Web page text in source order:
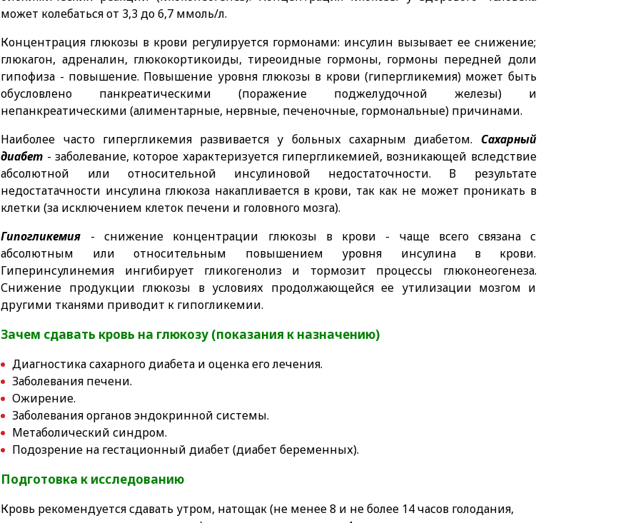
может колебаться от 3,3 до 6,7 ммоль/л.
Концентрация глюкозы в крови регулируется гормонами: инсулин вызывает ее снижение;
глюкагон, адреналин, глюкокортикоиды, тиреоидные гормоны, гормоны передней доли
гипофиза - повышение. Повышение уровня глюкозы в крови (гипергликемия) может быть
обусловлено панкреатическими (поражение поджелудочной железы) и
непанкреатическими (алиментарные, нервные, печеночные, гормональные) причинами.
Наиболее часто гипергликемия развивается у больных сахарным диабетом. Сахарный
диабет - заболевание, которое характеризуется гипергликемией, возникающей вследствие
абсолютной или относительной инсулиновой недостаточности. В результате
недостатачности инсулина глюкоза накапливается в крови, так как не может проникать в
клетки (за исключением клеток печени и головного мозга).
Гипогликемия - снижение концентрации глюкозы в крови - чаще всего связана с
абсолютным или относительным повышением уровня инсулина в крови.
Гиперинсулинемия ингибирует гликогенолиз и тормозит процессы глюконеогенеза.
Снижение продукции глюкозы в условиях продолжающейся ее утилизации мозгом и
другими тканями приводит к гипогликемии.
Зачем сдавать кровь на глюкозу (показания к назначению)
Диагностика сахарного диабета и оценка его лечения.
Заболевания печени.
Ожирение.
Заболевания органов эндокринной системы.
Метаболический синдром.
Подозрение на гестационный диабет (диабет беременных).
Подготовка к исследованию
Кровь рекомендуется сдавать утром, натощак (не менее 8 и не более 14 часов голодания,